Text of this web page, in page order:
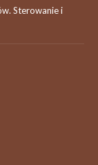
Sterowanie i